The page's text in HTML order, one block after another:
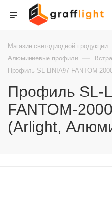
Магазин светодиодной продукции
Алюминиевые профили —
Профиль SL-LINIA97-FANTOM-
Профиль SL-
FANTOM-
(Arlight,